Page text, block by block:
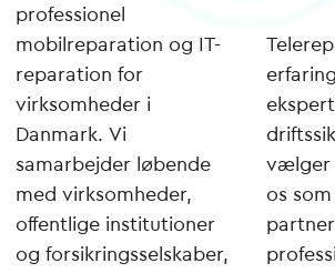
professionel
mobilreparation og IT-
reparation for
virksomheder i
Danmark. Vi
samarbejder løbende
med virksomheder,
offentlige institutioner
og forsikringsselskaber,
vælger
os